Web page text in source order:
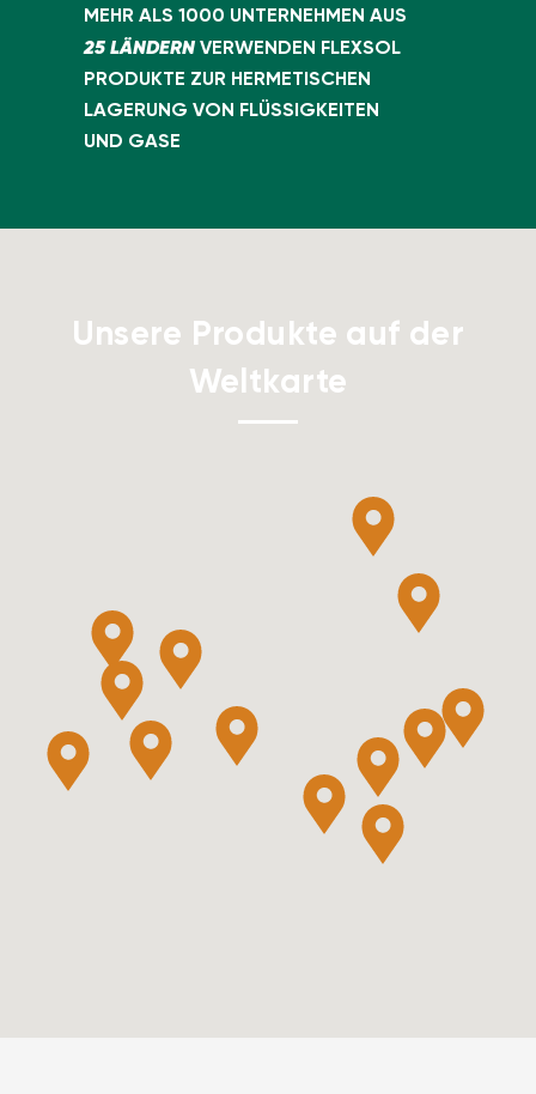
MEHR ALS 1000 UNTERNEHMEN AUS
25 LÄNDERN VERWENDEN FLEXSOL
PRODUKTE ZUR HERMETISCHEN
LAGERUNG VON FLÜSSIGKEITEN
UND GASE
Unsere Produkte auf der
Weltkarte